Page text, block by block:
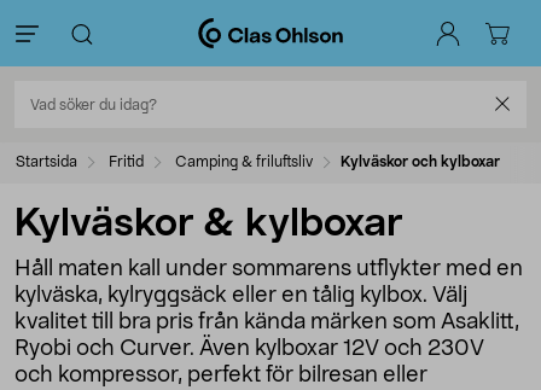
Startsida Fritid Camping & friluftsliv Kylväskor och kylboxar
Kylväskor & kylboxar
Håll maten kall under sommarens utflykter med en
kylväska, kylryggsäck eller en tålig kylbox. Välj
kvalitet till bra pris från kända märken som Asaklitt,
Ryobi och Curver. Även kylboxar 12V och 230V
och kompressor, perfekt för bilresan eller